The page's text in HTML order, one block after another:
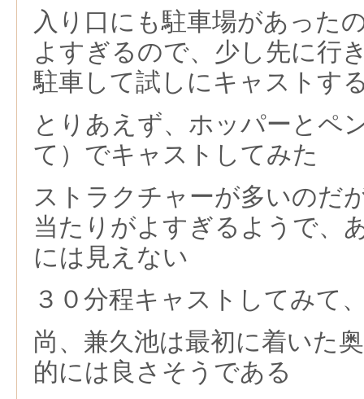
入り口にも駐車場があった
よすぎるので、少し先に行
駐車して試しにキャストす
とりあえず、ホッパーとペ
て）でキャストしてみた
ストラクチャーが多いのだ
当たりがよすぎるようで、
には見えない
３０分程キャストしてみて
尚、兼久池は最初に着いた
的には良さそうである